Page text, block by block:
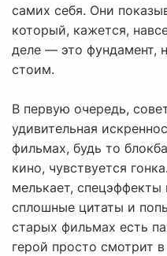
самих себя. Они
который, кажется,
деле — это фундамент,
стоим.
В первую очередь,
удивительная
фильмах, будь то
кино, чувствуется
мелькает,
сплошные цитаты и
старых фильмах есть
герой просто смотрит